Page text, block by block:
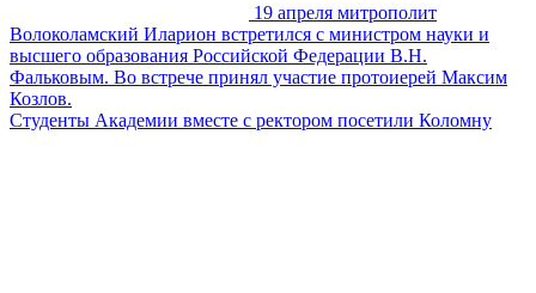
19 апреля митрополит
Волоколамский Иларион встретился с министром науки и
высшего образования Российской Федерации В.Н.
Фальковым. Во встрече принял участие протоиерей Максим
Козлов.
Студенты Академии вместе с ректором посетили Коломну